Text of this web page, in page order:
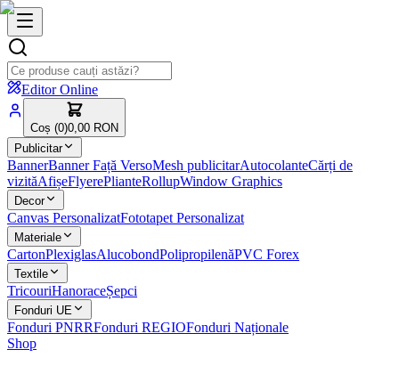
Editor Online
Coș (0)0,00 RON
Publicitar
BannerBanner Față VersoMesh publicitarAutocolanteCărți de
vizităAfișeFlyerePlianteRollupWindow Graphics
Decor
Canvas PersonalizatFototapet Personalizat
Materiale
CartonPlexiglasAlucobondPolipropilenăPVC Forex
Textile
TricouriHanoraceȘepci
Fonduri UE
Fonduri PNRRFonduri REGIOFonduri Naționale
Shop